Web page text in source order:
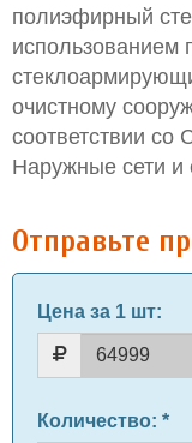
полиэфирный
очистному
соответствии
Наружные сети и
Отправьте
Цена за 1 шт:
Количество: *